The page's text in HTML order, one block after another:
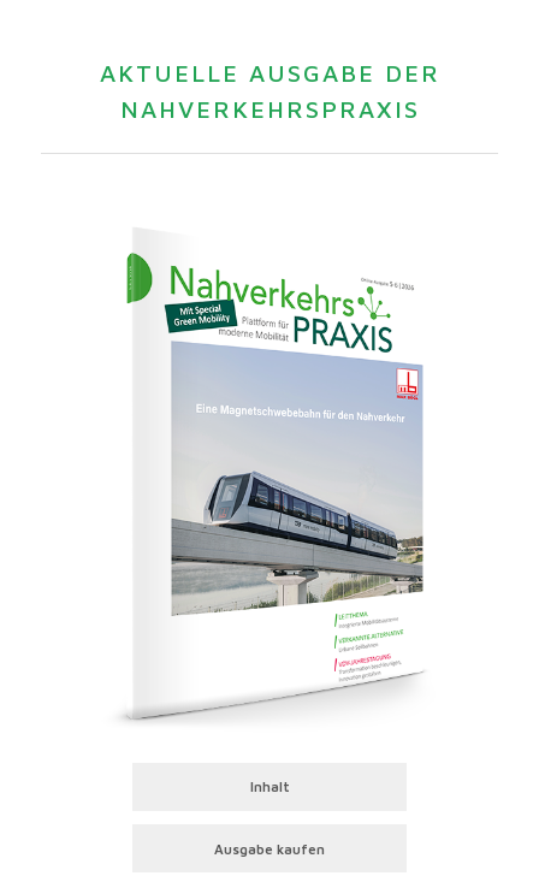
AKTUELLE AUSGABE DER
NAHVERKEHRSPRAXIS
Inhalt
Ausgabe kaufen